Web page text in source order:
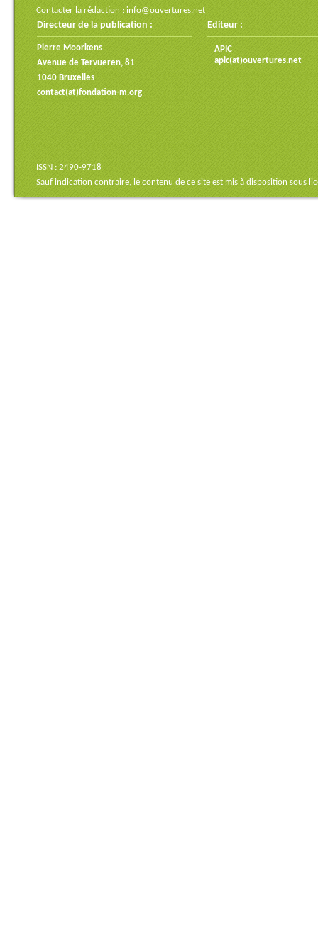
Contacter la rédaction : info@ouvertures.net
Directeur de la publication :
Pierre Moorkens
Avenue de Tervueren, 81
1040 Bruxelles
contact(at)fondation-m.org
Editeur :
APIC
apic(at)ouvertures.net
ISSN : 2490-9718
Sauf indication contraire, le contenu de ce site est mis à disposition sous